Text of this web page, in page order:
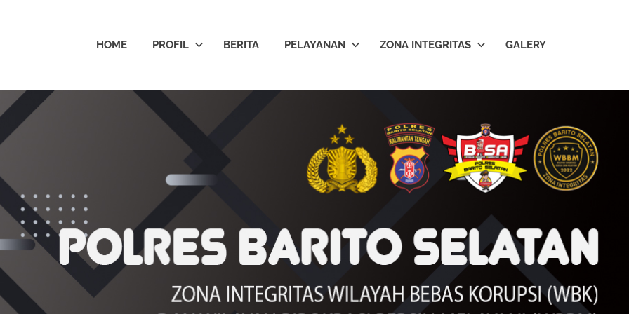
HOME PROFIL BERITA PELAYANAN ZONA INTEGRITAS GALERY